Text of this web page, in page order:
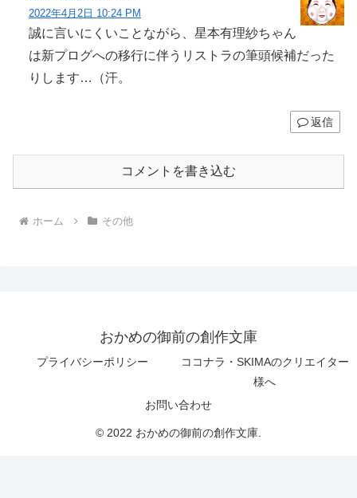
2022年4月2日 10:24 PM
誠に言いにくいことながら、星本有理紗ちゃん
は新プログへの移行に伴うリストラの筆頭候補だった
りします…（汗。
返信
コメントを書き込む
ホーム その他
おかめの御前の創作文庫
プライバシーポリシー
ココナラ・SKIMAのクリエイター
様へ
お問い合わせ
© 2022 おかめの御前の創作文庫.